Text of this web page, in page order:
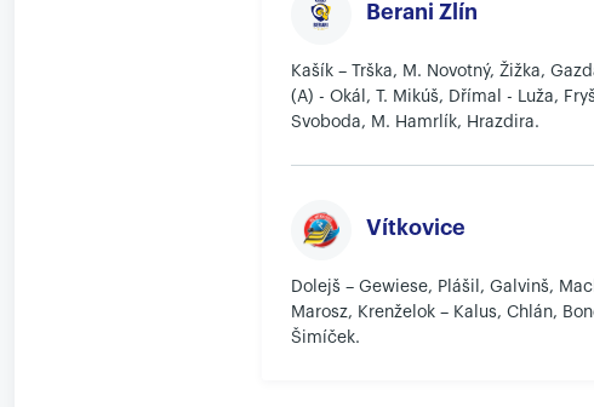
Berani Zlín
Kašík – Trška, M. Novotný, Žižka,
(A) - Okál, T. Mikúš, Dřímal - Luža,
Svoboda, M. Hamrlík, Hrazdira.
Vítkovice
Dolejš – Gewiese, Plášil, Galvinš,
Marosz, Krenželok – Kalus, Chlán,
Šimíček.